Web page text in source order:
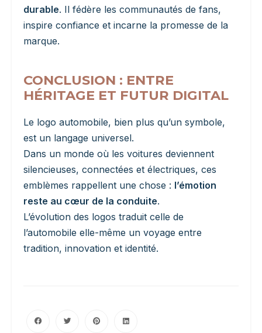
durable. Il fédère les communautés de fans,
inspire confiance et incarne la promesse de la
marque.
CONCLUSION : ENTRE
HÉRITAGE ET FUTUR DIGITAL
Le logo automobile, bien plus qu’un symbole,
est un langage universel.
Dans un monde où les voitures deviennent
silencieuses, connectées et électriques, ces
emblèmes rappellent une chose : l’émotion
reste au cœur de la conduite.
L’évolution des logos traduit celle de
l’automobile elle-même un voyage entre
tradition, innovation et identité.